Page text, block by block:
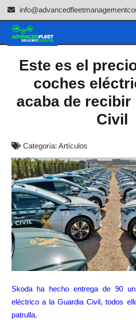
Este es el
coches
acaba de recibir
Civil
Categoría: Artículos
Skoda ha hecho entrega de 90
eléctrico a la Guardia Civil, todos
patrulla.